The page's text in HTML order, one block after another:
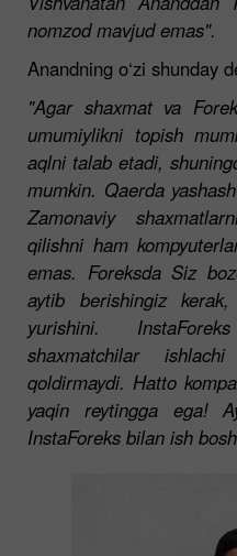
nomzod mavjud emas".
Anandning o‘zi shunday
"Agar shaxmat va
umumiylikni topish
aqlni talab etadi,
mumkin. Qaerda
Zamonaviy
qilishni ham
emas. Foreksda Siz
aytib berishingiz
yurishini.
shaxmatchilar
qoldirmaydi. Hatto
yaqin reytingga ega!
InstaForeks bilan ish